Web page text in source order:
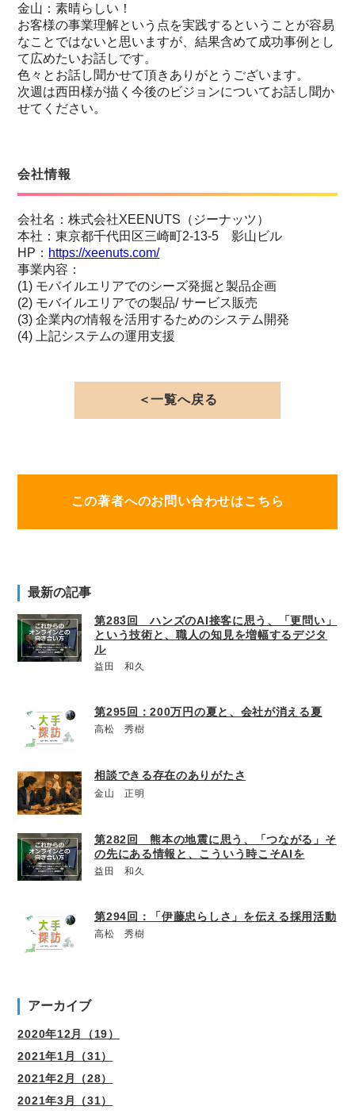
金山：素晴らしい！
お客様の事業理解という点を実践するということが容易
なことではないと思いますが、結果含めて成功事例とし
て広めたいお話しです。
色々とお話し聞かせて頂きありがとうございます。
次週は西田様が描く今後のビジョンについてお話し聞か
せてください。
会社情報
会社名：株式会社XEENUTS（ジーナッツ）
本社：東京都千代田区三崎町2-13-5 影山ビル
HP： https://xeenuts.com/
事業内容：
(1) モバイルエリアでのシーズ発掘と製品企画
(2) モバイルエリアでの製品/ サービス販売
(3) 企業内の情報を活用するためのシステム開発
(4) 上記システムの運用支援
＜一覧へ戻る
この著者へのお問い合わせはこちら
最新の記事
第283回 ハンズのAI接客に思う、「更問い」
という技術と、職人の知見を増幅するデジタ
ル
益田 和久
第295回：200万円の夏と、会社が消える夏
高松 秀樹
相談できる存在のありがたさ
金山 正明
第282回 熊本の地震に思う、「つながる」そ
の先にある情報と、こういう時こそAIを
益田 和久
第294回：「伊藤忠らしさ」を伝える採用活動
高松 秀樹
アーカイブ
2020年12月（19）
2021年1月（31）
2021年2月（28）
2021年3月（31）